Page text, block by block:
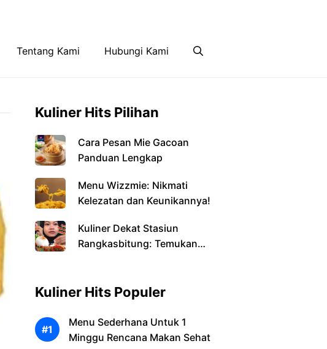
Tentang Kami Hubungi Kami
Kuliner Hits Pilihan
Cara Pesan Mie Gacoan
Panduan Lengkap
Menu Wizzmie: Nikmati
Kelezatan dan Keunikannya!
Kuliner Dekat Stasiun
Rangkasbitung: Temukan
Kuliner Hits Populer
Menu Sederhana Untuk 1
Minggu Rencana Makan Sehat